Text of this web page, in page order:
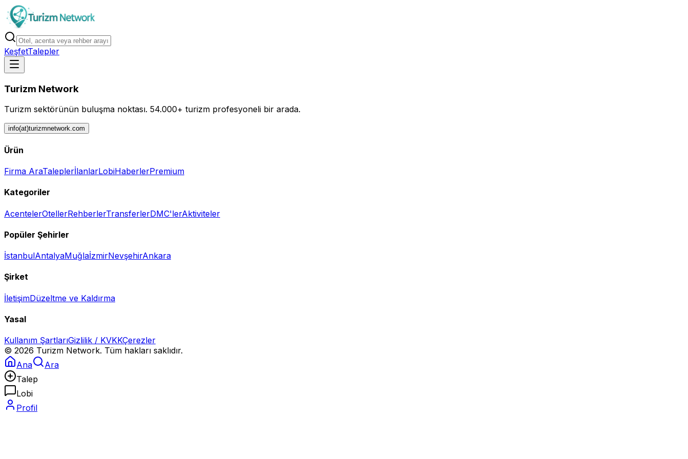
KeşfetTalepler
Turizm Network
Turizm sektörünün buluşma noktası. 54.000+ turizm profesyoneli bir arada.
info(at)turizmnetwork.com
Ürün
Firma AraTaleplerİlanlarLobiHaberlerPremium
Kategoriler
AcentelerOtellerRehberlerTransferlerDMC'lerAktiviteler
Popüler Şehirler
İstanbulAntalyaMuğlaİzmirNevşehirAnkara
Şirket
İletişimDüzeltme ve Kaldırma
Yasal
Kullanım ŞartlarıGizlilik / KVKKÇerezler
© 2026 Turizm Network. Tüm hakları saklıdır.
Ana
Ara
Talep
Lobi
Profil